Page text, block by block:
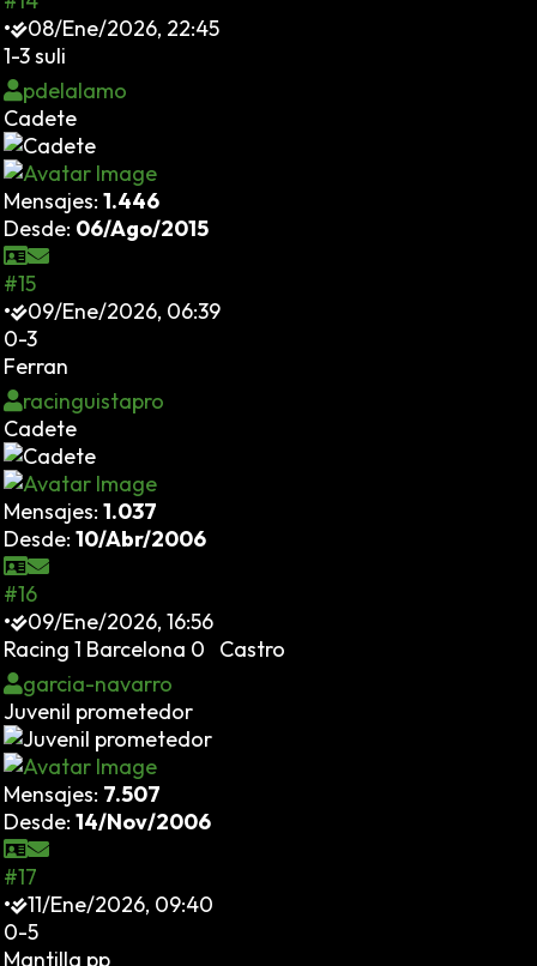
•
08/Ene/2026, 22:45
1-3 suli
pdelalamo
Cadete
Mensajes: 1.446
Desde: 06/Ago/2015
#15
•
09/Ene/2026, 06:39
0-3
Ferran
racinguistapro
Cadete
Mensajes: 1.037
Desde: 10/Abr/2006
#16
•
09/Ene/2026, 16:56
Racing 1 Barcelona 0 Castro
garcia-navarro
Juvenil prometedor
Mensajes: 7.507
Desde: 14/Nov/2006
#17
•
11/Ene/2026, 09:40
0-5
Mantilla pp